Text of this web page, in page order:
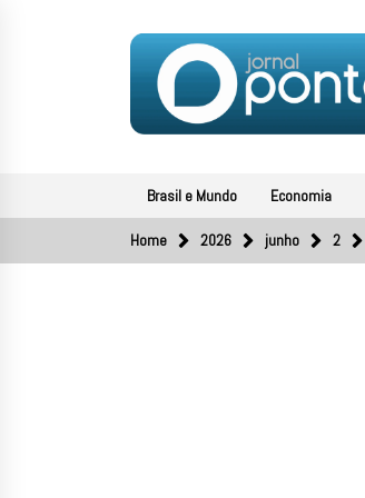
Brasil e Mundo Economia
Home 2026 junho 2